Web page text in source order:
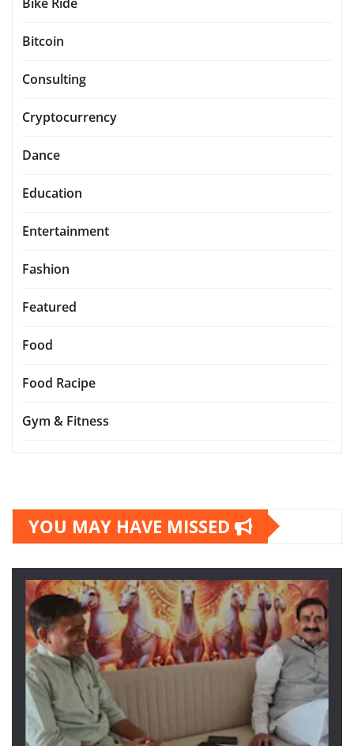
Bitcoin
Consulting
Cryptocurrency
Dance
Education
Entertainment
Fashion
Featured
Food
Food Racipe
Gym & Fitness
YOU MAY HAVE MISSED